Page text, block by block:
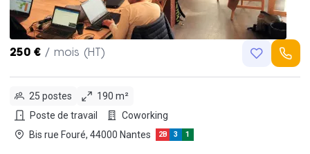
250 € / mois (HT)
25 postes
190 m²
Poste de travail
Coworking
Bis rue Fouré, 44000 Nantes
2B 3 1